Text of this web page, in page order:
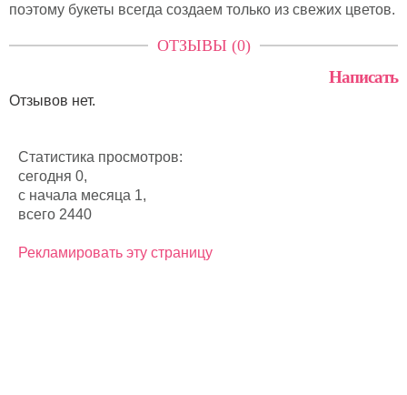
поэтому букеты всегда создаем только из свежих цветов.
ОТЗЫВЫ (0)
Написать
Отзывов нет.
Статистика просмотров:
сегодня 0,
с начала месяца 1,
всего 2440
Рекламировать эту страницу